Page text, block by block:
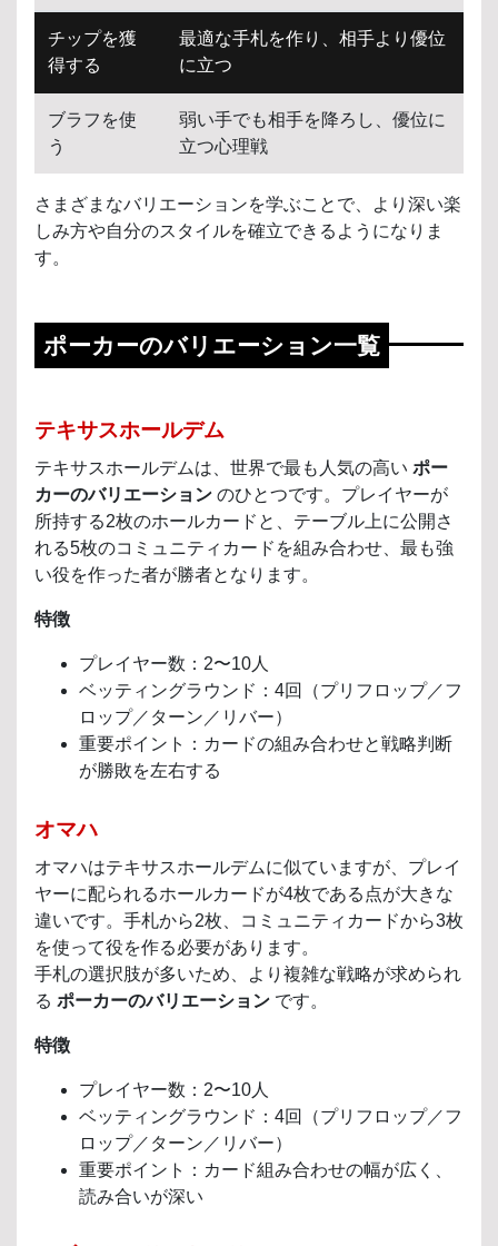
チップを獲
得する
最適な手札を作り、相手より優位
に立つ
ブラフを使
う
弱い手でも相手を降ろし、優位に
立つ心理戦
さまざまなバリエーションを学ぶことで、より深い楽
しみ方や自分のスタイルを確立できるようになりま
す。
ポーカーのバリエーション一覧
テキサスホールデム
テキサスホールデムは、世界で最も人気の高い ポー
カーのバリエーション のひとつです。プレイヤーが
所持する2枚のホールカードと、テーブル上に公開さ
れる5枚のコミュニティカードを組み合わせ、最も強
い役を作った者が勝者となります。
特徴
プレイヤー数：2〜10人
ベッティングラウンド：4回（プリフロップ／フ
ロップ／ターン／リバー）
重要ポイント：カードの組み合わせと戦略判断
が勝敗を左右する
オマハ
オマハはテキサスホールデムに似ていますが、プレイ
ヤーに配られるホールカードが4枚である点が大きな
違いです。手札から2枚、コミュニティカードから3枚
を使って役を作る必要があります。
手札の選択肢が多いため、より複雑な戦略が求められ
る ポーカーのバリエーション です。
特徴
プレイヤー数：2〜10人
ベッティングラウンド：4回（プリフロップ／フ
ロップ／ターン／リバー）
重要ポイント：カード組み合わせの幅が広く、
読み合いが深い